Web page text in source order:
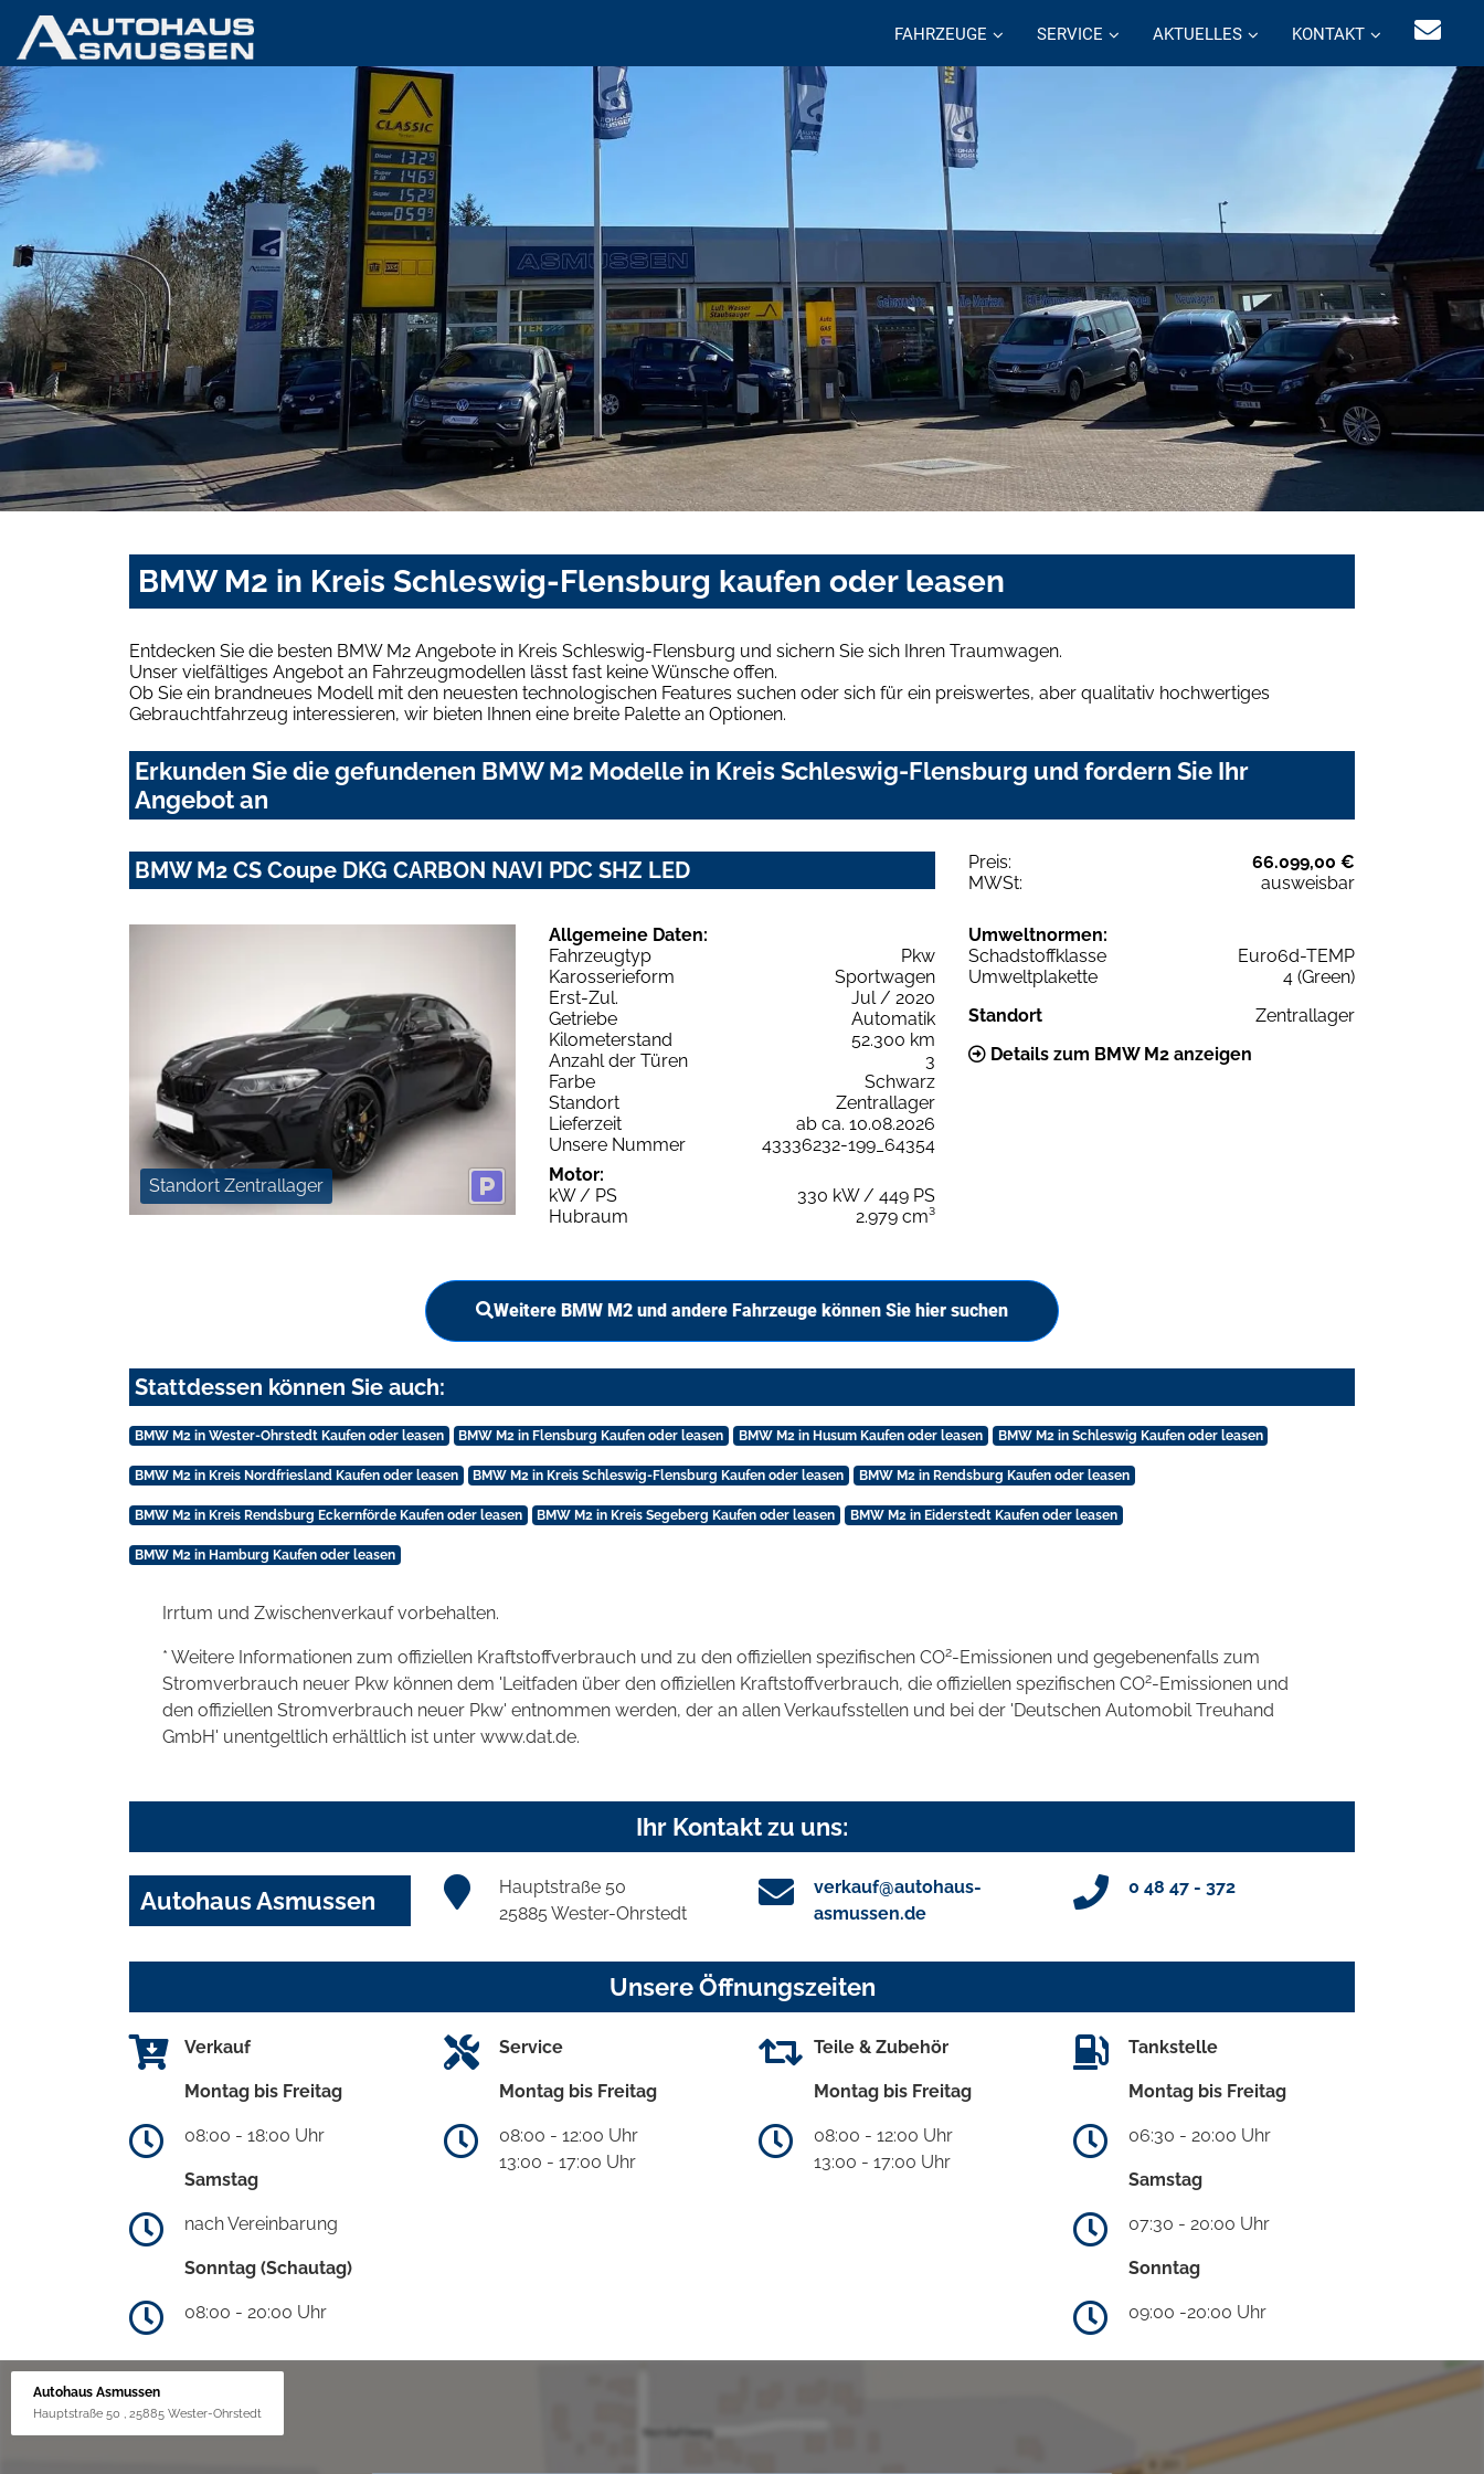
FAHRZEUGE SERVICE AKTUELLES KONTAKT
BMW M2 in Kreis Schleswig-Flensburg kaufen oder leasen
Entdecken Sie die besten BMW M2 Angebote in Kreis Schleswig-Flensburg und sichern Sie sich Ihren Traumwagen.
Unser vielfältiges Angebot an Fahrzeugmodellen lässt fast keine Wünsche offen.
Ob Sie ein brandneues Modell mit den neuesten technologischen Features suchen oder sich für ein preiswertes, aber qualitativ hochwertiges
Gebrauchtfahrzeug interessieren, wir bieten Ihnen eine breite Palette an Optionen.
Erkunden Sie die gefundenen BMW M2 Modelle in Kreis Schleswig-Flensburg und fordern Sie Ihr
Angebot an
BMW M2 CS Coupe DKG CARBON NAVI PDC SHZ LED Preis:
66.099,00 €
MWSt:
ausweisbar
Standort Zentrallager
Allgemeine Daten:
Fahrzeugtyp
Pkw
Karosserieform
Sportwagen
Erst-Zul.
Jul / 2020
Getriebe
Automatik
Kilometerstand
52.300 km
Anzahl der Türen
3
Farbe
Schwarz
Standort
Zentrallager
Lieferzeit
ab ca. 10.08.2026
Unsere Nummer
43336232-199_64354
Motor:
kW / PS
330 kW / 449 PS
Hubraum
2.979 cm³
Umweltnormen:
Schadstoffklasse
Euro6d-TEMP
Umweltplakette
4 (Green)
Standort
Zentrallager
Details zum BMW M2 anzeigen
Weitere BMW M2 und andere Fahrzeuge können Sie hier suchen
Stattdessen können Sie auch:
BMW M2 in Wester-Ohrstedt Kaufen oder leasen BMW M2 in Flensburg Kaufen oder leasen BMW M2 in Husum Kaufen oder leasen BMW M2 in Schleswig Kaufen oder leasen
BMW M2 in Kreis Nordfriesland Kaufen oder leasen BMW M2 in Kreis Schleswig-Flensburg Kaufen oder leasen BMW M2 in Rendsburg Kaufen oder leasen
BMW M2 in Kreis Rendsburg Eckernförde Kaufen oder leasen BMW M2 in Kreis Segeberg Kaufen oder leasen BMW M2 in Eiderstedt Kaufen oder leasen
BMW M2 in Hamburg Kaufen oder leasen
Irrtum und Zwischenverkauf vorbehalten.
* Weitere Informationen zum offiziellen Kraftstoffverbrauch und zu den offiziellen spezifischen CO2-Emissionen und gegebenenfalls zum
Stromverbrauch neuer Pkw können dem 'Leitfaden über den offiziellen Kraftstoffverbrauch, die offiziellen spezifischen CO2-Emissionen und
den offiziellen Stromverbrauch neuer Pkw' entnommen werden, der an allen Verkaufsstellen und bei der 'Deutschen Automobil Treuhand
GmbH' unentgeltlich erhältlich ist unter www.dat.de.
Ihr Kontakt zu uns:
Autohaus Asmussen
Hauptstraße 50
25885 Wester-Ohrstedt
verkauf@autohaus-
asmussen.de
0 48 47 - 372
Unsere Öffnungszeiten
Verkauf
Montag bis Freitag
08:00 - 18:00 Uhr
Samstag
nach Vereinbarung
Sonntag (Schautag)
08:00 - 20:00 Uhr
Service
Montag bis Freitag
08:00 - 12:00 Uhr
13:00 - 17:00 Uhr
Teile & Zubehör
Montag bis Freitag
08:00 - 12:00 Uhr
13:00 - 17:00 Uhr
Tankstelle
Montag bis Freitag
06:30 - 20:00 Uhr
Samstag
07:30 - 20:00 Uhr
Sonntag
09:00 -20:00 Uhr
Autohaus Asmussen
Hauptstraße 50 , 25885 Wester-Ohrstedt